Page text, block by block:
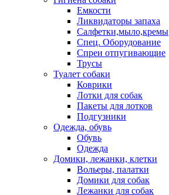
Емкости
Ликвидаторы запаха
Салфетки,мыло,кремы
Спец. Оборудование
Спреи отпугивающие
Трусы
Туалет собаки
Коврики
Лотки для собак
Пакеты для лотков
Подгузники
Одежда, обувь
Обувь
Одежда
Домики, лежанки, клетки
Вольеры, палатки
Домики для собак
Лежанки для собак